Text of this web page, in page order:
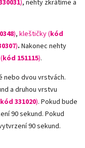
), nehty zkrátíme a
), kleštičky (kód
). Nakonec nehty
kód 151115).
nebo dvou vrstvách.
a druhou vrstvu
kód 331020). Pokud bude
90 sekund. Pokud
90 sekund.